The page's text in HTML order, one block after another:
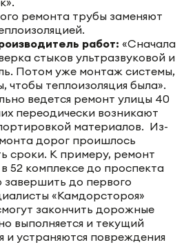
ремонта трубы заменяют
работ: «Сначала
стыков ультразвуковой и
Потом уже монтаж системы,
чтобы теплоизоляция была».
ведется ремонт улицы 40
переодически возникают
материалов. Из-
дорог проишлось
сроки. К примеру, ремонт
52 комплексе до проспекта
до первого
«Камдорстороя»
закончить дорожные
выполняется и текущий
и устраняются повреждения